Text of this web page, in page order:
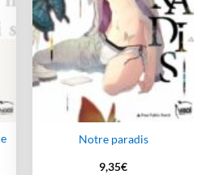
Notre paradis
9,35€